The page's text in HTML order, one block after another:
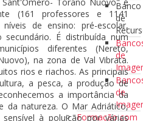
Banco
de
de
de
Formação com
(161 professores e 1141
de ensino: pré-escolar,
É distribuída num
diferentes (Nereto,
na zona de Val Vibrata.
rios e riachos. As principais
a pesca, a produção de
a importância da
da natureza. O Mar Adriático,
à poluição por várias